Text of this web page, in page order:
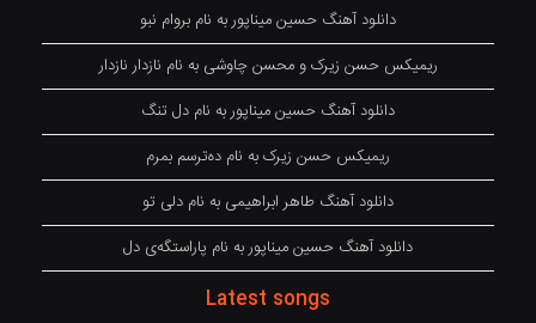
دانلود آهنگ حسین میناپور به نام بروام نبو
ریمیکس حسن زیرک و محسن چاوشی به نام نازدار نازدار
دانلود آهنگ حسین میناپور به نام دل تنگ
ریمیکس حسن زیرک به نام دەترسم بمرم
دانلود آهنگ طاهر ابراهیمی به نام دلی تو
دانلود آهنگ حسین میناپور به نام پاراستگەی دل
Latest songs